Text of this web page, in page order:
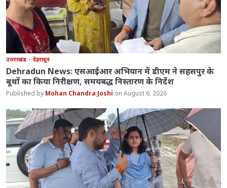
उत्तराखंड देहरादून
Dehradun News: एसआईआर अभियान में डीएम ने सहसपुर के
बूथों का किया निरीक्षण, समयबद्ध निस्तारण के निर्देश
Mohan Chandra Joshi August 6, 2026